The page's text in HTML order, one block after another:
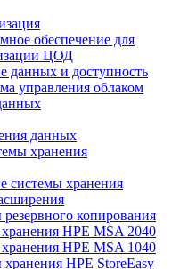
обеспечение для
ЦОД
данных и доступность
управления облаком
данных
хранения
системы хранения
копирования
HPE MSA 2040
HPE MSA 1040
HPE StoreEasy